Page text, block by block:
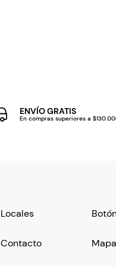
ENVÍO GRATIS
En compras superiores a
Locales
Contacto